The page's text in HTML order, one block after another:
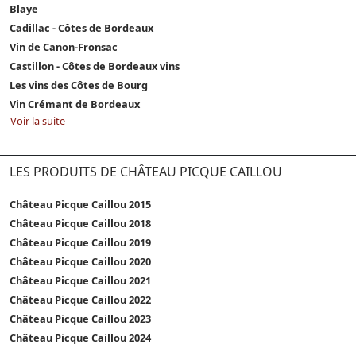
Blaye
Cadillac - Côtes de Bordeaux
Vin de Canon-Fronsac
Castillon - Côtes de Bordeaux vins
Les vins des Côtes de Bourg
Vin Crémant de Bordeaux
Voir la suite
LES PRODUITS DE CHÂTEAU PICQUE CAILLOU
Château Picque Caillou 2015
Château Picque Caillou 2018
Château Picque Caillou 2019
Château Picque Caillou 2020
Château Picque Caillou 2021
Château Picque Caillou 2022
Château Picque Caillou 2023
Château Picque Caillou 2024